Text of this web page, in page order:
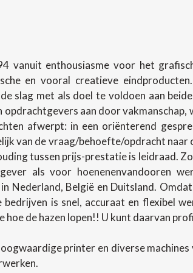
vanuit enthousiasme voor het
en vooral creatieve
slag met als doel te voldoen aan
aan door
afwerpt: in een oriënterend
van de vraag/behoefte/opdracht
tussen prijs-prestatie is leidraad.
als voor hoenenenvandooren
België en Duitsland.
is snel, accuraat en flexibel
de hazen lopen!! U kunt daarvan
printer en diverse